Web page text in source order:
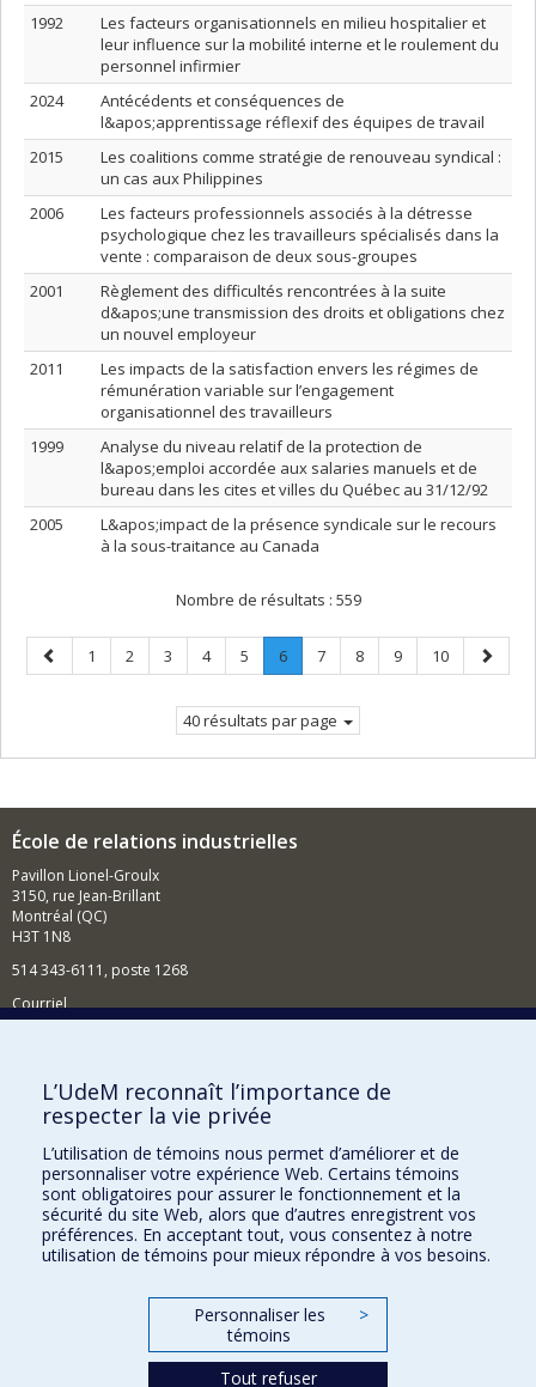
1992
Les facteurs organisationnels en milieu hospitalier et
leur influence sur la mobilité interne et le roulement du
personnel infirmier
2024
Antécédents et conséquences de
l&apos;apprentissage réflexif des équipes de travail
2015
Les coalitions comme stratégie de renouveau syndical :
un cas aux Philippines
2006
Les facteurs professionnels associés à la détresse
psychologique chez les travailleurs spécialisés dans la
vente : comparaison de deux sous-groupes
2001
Règlement des difficultés rencontrées à la suite
d&apos;une transmission des droits et obligations chez
un nouvel employeur
2011
Les impacts de la satisfaction envers les régimes de
rémunération variable sur l’engagement
organisationnel des travailleurs
1999
Analyse du niveau relatif de la protection de
l&apos;emploi accordée aux salaries manuels et de
bureau dans les cites et villes du Québec au 31/12/92
2005
L&apos;impact de la présence syndicale sur le recours
à la sous-traitance au Canada
Nombre de résultats : 559
Page
précédente
Page
1 Page
2 Page
3 Page
4 Page
5 Page
6.
Page
Page
7 Page
8 Page
9 Page
10
Page
40 résultats par page
École de relations industrielles
Pavillon Lionel-Groulx
3150, rue Jean-Brillant
Montréal (QC)
H3T 1N8
514 343-6111, poste 1268
Courriel
Comment soutenir l'École?
BESOIN D'AIDE?
Plan du site
Signaler une erreur
Accessibilité
FACULTÉ DES ARTS ET DES SCIENCES
Nos départements et écoles
L’UdeM reconnaît l’importance de
respecter la vie privée
L’utilisation de témoins nous permet d’améliorer et de
personnaliser votre expérience Web. Certains témoins
sont obligatoires pour assurer le fonctionnement et la
sécurité du site Web, alors que d’autres enregistrent vos
préférences. En acceptant tout, vous consentez à notre
utilisation de témoins pour mieux répondre à vos besoins.
Personnaliser les
témoins
>
Tout refuser